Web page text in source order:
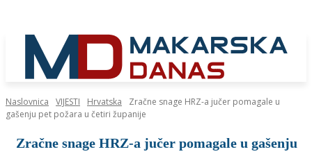
Naslovnica VIJESTI Hrvatska
Zračne snage HRZ-a jučer pomagale u
gašenju pet požara u četiri županije
Zračne snage HRZ-a jučer pomagale u gašenju